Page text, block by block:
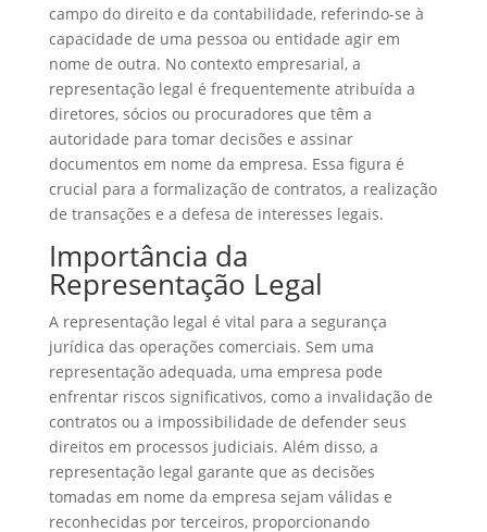
campo do direito e da contabilidade, referindo-se à
capacidade de uma pessoa ou entidade agir em
nome de outra. No contexto empresarial, a
representação legal é frequentemente atribuída a
diretores, sócios ou procuradores que têm a
autoridade para tomar decisões e assinar
documentos em nome da empresa. Essa figura é
crucial para a formalização de contratos, a realização
de transações e a defesa de interesses legais.
Importância da
Representação Legal
A representação legal é vital para a segurança
jurídica das operações comerciais. Sem uma
representação adequada, uma empresa pode
enfrentar riscos significativos, como a invalidação de
contratos ou a impossibilidade de defender seus
direitos em processos judiciais. Além disso, a
representação legal garante que as decisões
tomadas em nome da empresa sejam válidas e
reconhecidas por terceiros, proporcionando